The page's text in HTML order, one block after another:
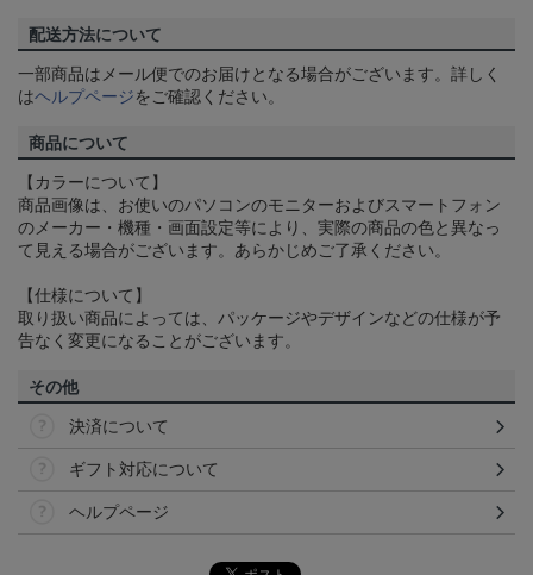
配送方法について
一部商品はメール便でのお届けとなる場合がございます。詳しく
はヘルプページをご確認ください。
商品について
【カラーについて】
商品画像は、お使いのパソコンのモニターおよびスマートフォン
のメーカー・機種・画面設定等により、実際の商品の色と異なっ
て見える場合がございます。あらかじめご了承ください。
【仕様について】
取り扱い商品によっては、パッケージやデザインなどの仕様が予
告なく変更になることがございます。
その他
決済について
ギフト対応について
ヘルプページ